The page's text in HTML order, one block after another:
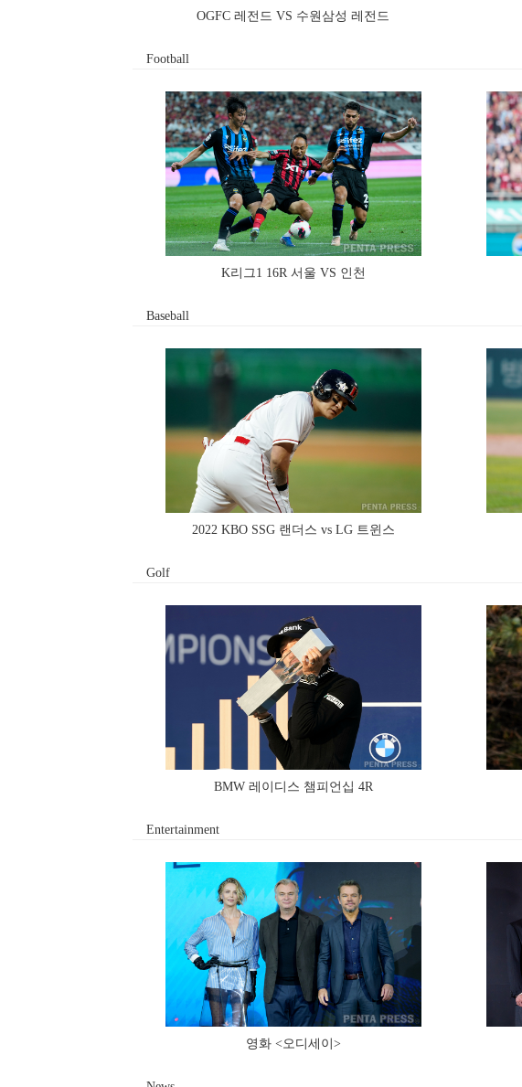
OGFC 레전드 VS 수원삼성 레전드
Football
K리그1 16R 서울 VS 인천
Baseball
2022 KBO SSG 랜더스 vs LG 트윈스
Golf
BMW 레이디스 챔피언십 4R
Entertainment
영화 <오디세이>